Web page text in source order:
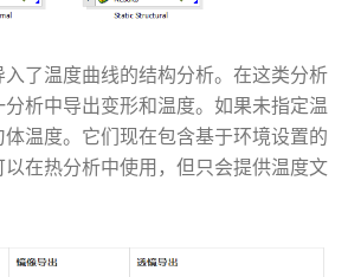
了温度曲线的结构分析。在这类分析
析中导出变形和温度。如果未指定温
温度。它们现在包含基于环境设置的
在热分析中使用，但只会提供温度文